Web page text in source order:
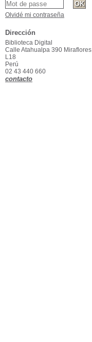
Olvidé mi contraseña
Dirección
Biblioteca Digital
Calle Atahualpa 390 Miraflores
L18
Perú
02 43 440 660
contacto